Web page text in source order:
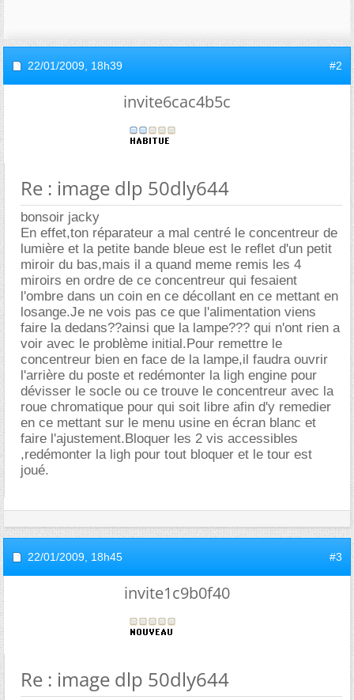
22/01/2009, 18h39 #2
invite6cac4b5c
Re : image dlp 50dly644
bonsoir jacky
En effet,ton réparateur a mal centré le concentreur de
lumière et la petite bande bleue est le reflet d'un petit
miroir du bas,mais il a quand meme remis les 4
miroirs en ordre de ce concentreur qui fesaient
l'ombre dans un coin en ce décollant en ce mettant en
losange.Je ne vois pas ce que l'alimentation viens
faire la dedans??ainsi que la lampe??? qui n'ont rien a
voir avec le problème initial.Pour remettre le
concentreur bien en face de la lampe,il faudra ouvrir
l'arrière du poste et redémonter la ligh engine pour
dévisser le socle ou ce trouve le concentreur avec la
roue chromatique pour qui soit libre afin d'y remedier
en ce mettant sur le menu usine en écran blanc et
faire l'ajustement.Bloquer les 2 vis accessibles
,redémonter la ligh pour tout bloquer et le tour est
joué.
22/01/2009, 18h45 #3
invite1c9b0f40
Re : image dlp 50dly644